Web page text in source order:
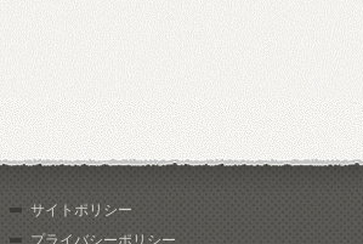
サイトポリシー
プライバシーポリシー